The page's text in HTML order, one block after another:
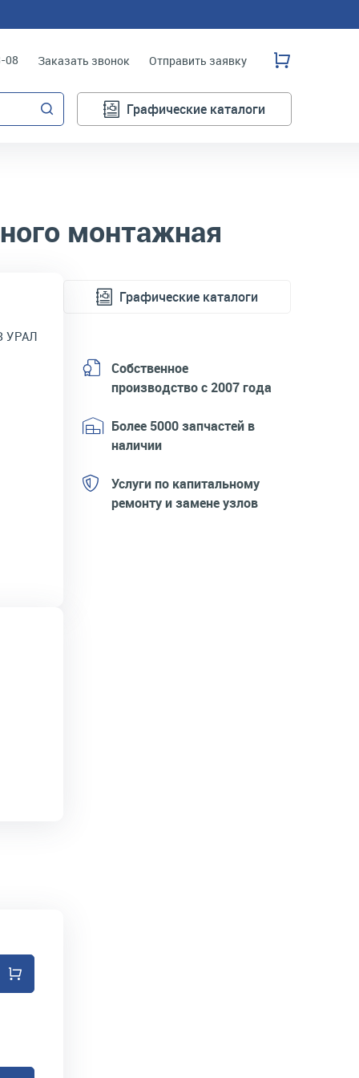
08 Заказать звонок Отправить заявку
Графические каталоги
монтажная
УРАЛ
Графические каталоги
Собственное
производство с 2007 года
Более 5000 запчастей в
наличии
Услуги по капитальному
ремонту и замене узлов